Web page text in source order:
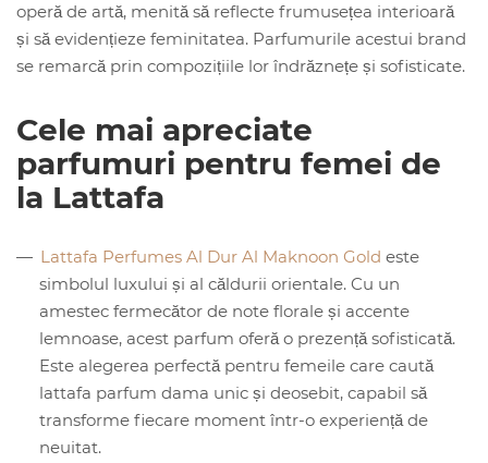
operă de artă, menită să reflecte frumusețea interioară
și să evidențieze feminitatea. Parfumurile acestui brand
se remarcă prin compozițiile lor îndrăznețe și sofisticate.
Cele mai apreciate
parfumuri pentru femei de
la Lattafa
Lattafa Perfumes Al Dur Al Maknoon Gold este
simbolul luxului și al căldurii orientale. Cu un
amestec fermecător de note florale și accente
lemnoase, acest parfum oferă o prezență sofisticată.
Este alegerea perfectă pentru femeile care caută
lattafa parfum dama unic și deosebit, capabil să
transforme fiecare moment într-o experiență de
neuitat.